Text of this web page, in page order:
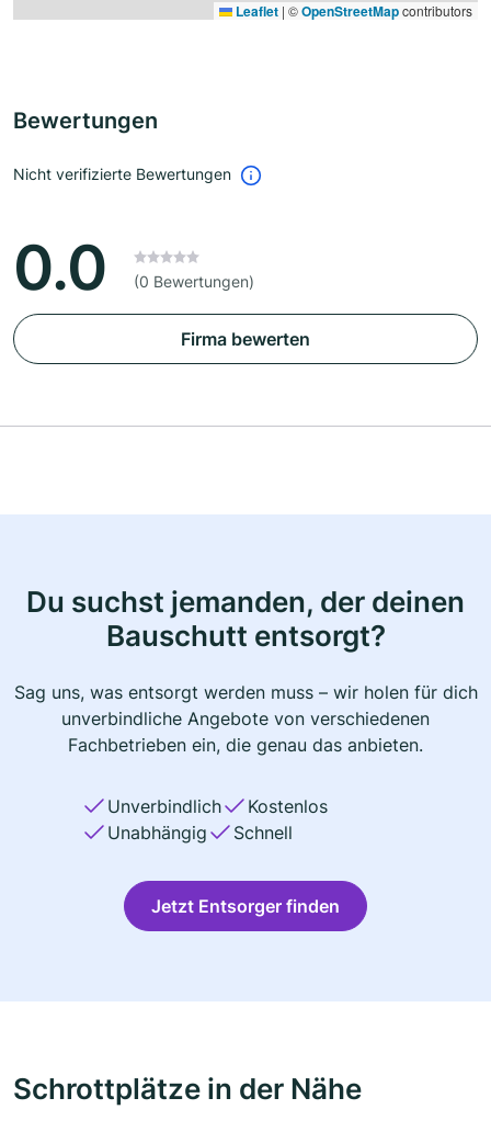
Leaflet | ©OpenStreetMapcontributors
Bewertungen
Nicht verifizierte Bewertungen
0.0 (0 Bewertungen)
Firma bewerten
Du suchst jemanden, der deinen
Bauschutt entsorgt?
Sag uns, was entsorgt werden muss – wir holen für dich
unverbindliche Angebote von verschiedenen
Fachbetrieben ein, die genau das anbieten.
Unverbindlich
Kostenlos
Unabhängig
Schnell
Jetzt Entsorger finden
Schrottplätze in der Nähe